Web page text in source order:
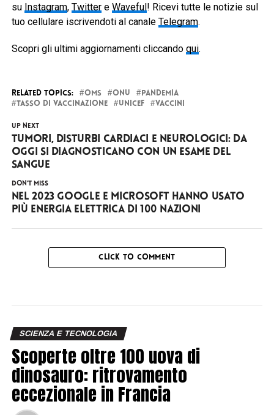
su Instagram, Twittere Waveful! Ricevi tutte le notizie sul
tuo cellulare iscrivendoti al canale Telegram.
Scopri gli ultimi aggiornamenti cliccando qui.
RELATED TOPICS: OMS ONU
PANDEMIA
TASSO DI VACCINAZIONE
UNICEF VACCINI
UP NEXT
Tumori, disturbi cardiaci e neurologici: da
oggi si diagnosticano con un esame del
sangue
DON'T MISS
Nel 2023 Google e Microsoft hanno usato
più energia elettrica di 100 nazioni
CLICK TO COMMENT
SCIENZA E TECNOLOGIA
Scoperte oltre 100 uova di
dinosauro: ritrovamento
eccezionale in Francia